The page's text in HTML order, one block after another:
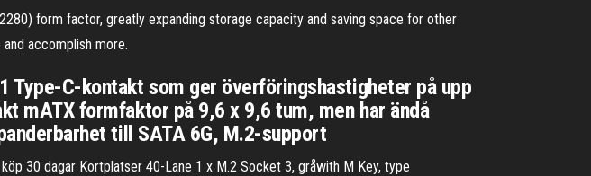
form factor, greatly expanding storage capacity and saving space for other
accomplish more.
Type-C-kontakt som ger överföringshastigheter på upp
mATX formfaktor på 9,6 x 9,6 tum, men har ändå
till SATA 6G, M.2-support
30 dagar Kortplatser 40-Lane 1 x M.2 Socket 3, gråwith M Key, type